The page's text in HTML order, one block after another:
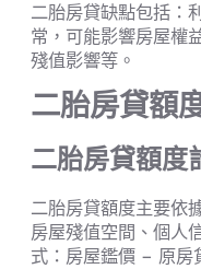
二胎房貸缺點包括：
常，可能影響房屋權
殘值影響等。
二胎房貸額
二胎房貸額度
二胎房貸額度主要依
房屋殘值空間、個人
式：房屋鑑價 − 原房